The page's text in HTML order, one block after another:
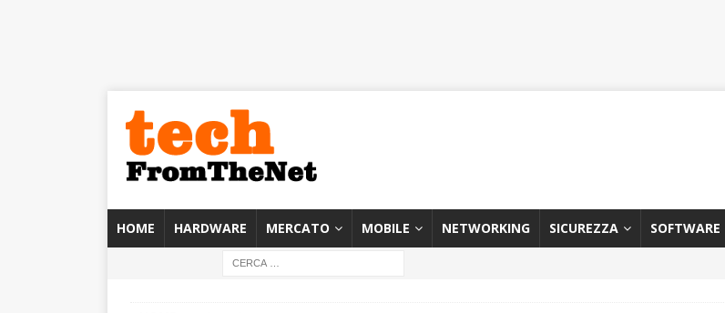
HOME HARDWARE MERCATO MOBILE NETWORKING SICUREZZA SOFTWARE